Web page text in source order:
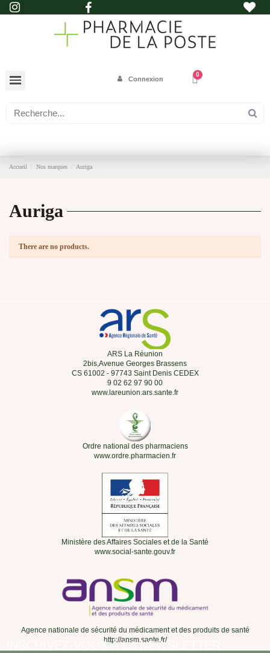
Connexion
Accueil Nos marques Auriga
Auriga
There are no products.
ARS La Réunion
2bis,Avenue Georges Brassens
CS 61002 - 97743 Saint Denis CEDEX
9 02 62 97 90 00
www.lareunion.ars.sante.fr
Ordre national des pharmaciens
www.ordre.pharmacien.fr
Ministère des Affaires Sociales et de la Santé
www.social-sante.gouv.fr
Agence nationale de sécurité du médicament et des produits de santé
http://ansm.sante.fr/
INSCRIVEZ-VOUS À LA NEWSLETTER